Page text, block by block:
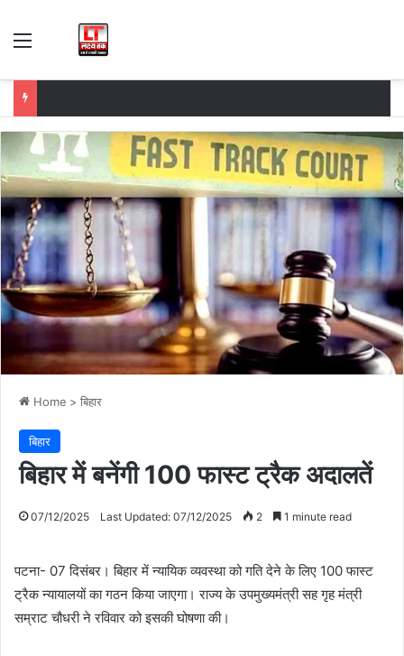
Menu
Home > बिहार
बिहार
बिहार में बनेंगी 100 फास्ट ट्रैक अदालतें
07/12/2025 Last Updated: 07/12/2025 2 1 minute read
पटना- 07 दिसंबर। बिहार में न्यायिक व्यवस्था को गति देने के लिए 100 फास्ट
ट्रैक न्यायालयों का गठन किया जाएगा। राज्य के उपमुख्यमंत्री सह गृह मंत्री
सम्राट चौधरी ने रविवार को इसकी घोषणा की।